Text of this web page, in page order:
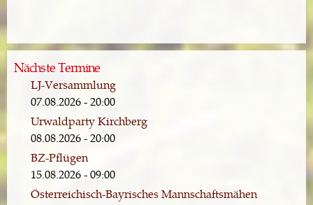
Nächste Termine
LJ-Versammlung
07.08.2026 - 20:00
Urwaldparty Kirchberg
08.08.2026 - 20:00
BZ-Pflügen
15.08.2026 - 09:00
Österreichisch-Bayrisches Mannschaftsmähen